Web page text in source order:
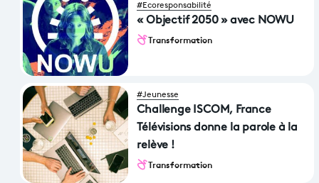
#Ecoresponsabilité
« Objectif 2050 » avec NOWU
Transformation
#Jeunesse
Challenge ISCOM, France
Télévisions donne la parole à la
relève !
Transformation